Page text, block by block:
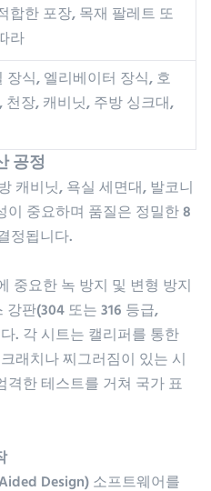
합한 포장, 목재 팔레트 또
라
식, 엘리베이터 장식, 호
장, 캐비닛, 주방 싱크대,
공정
캐비닛, 욕실 세면대, 발코니
중요하며 품질은 정밀한 8
정됩니다.
중요한 녹 방지 및 변형 방지
판(304 또는 316 등급,
. 각 시트는 캘리퍼를 통한
래치나 찌그러짐이 있는 시
한 테스트를 거쳐 국가 표
Design) 소프트웨어를